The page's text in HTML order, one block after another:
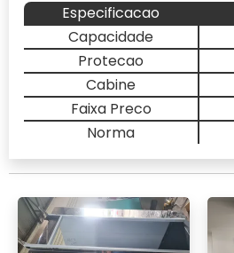
Especificacao
Capacidade
Protecao
Cabine
Faixa Preco
Norma